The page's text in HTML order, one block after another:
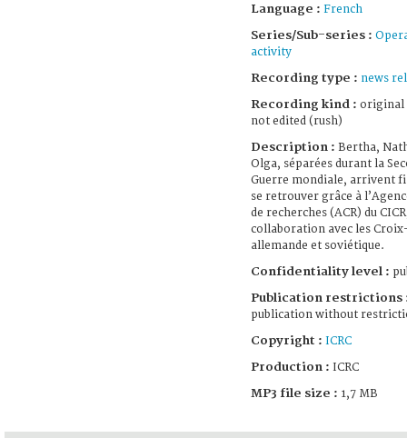
Language : French
Series/Sub-series :
activity
Recording type : news
Recording kind : original
not edited (rush)
Description : Bertha,
Olga, séparées durant la
Guerre mondiale, arrivent
se retrouver grâce à
de recherches (ACR) du
collaboration avec les
allemande et soviétique.
Confidentiality level :
Publication restrictions
publication without
Copyright : ICRC
Production : ICRC
MP3 file size : 1,7 MB